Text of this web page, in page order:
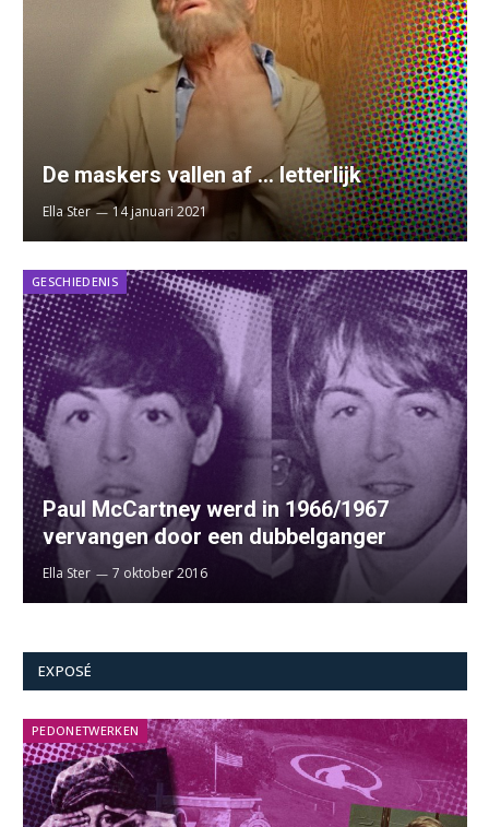
De maskers vallen af … letterlijk
Ella Ster 14 januari 2021
GESCHIEDENIS
Paul McCartney werd in 1966/1967
vervangen door een dubbelganger
Ella Ster 7 oktober 2016
EXPOSÉ
PEDONETWERKEN